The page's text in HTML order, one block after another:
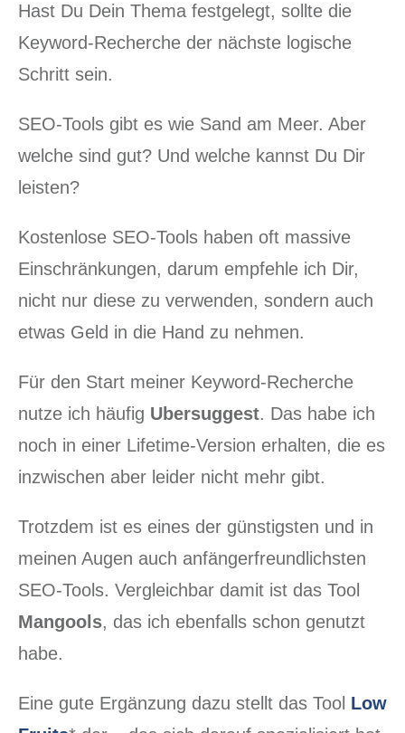
Hast Du Dein Thema festgelegt, sollte die
Keyword-Recherche der nächste logische
Schritt sein.
SEO-Tools gibt es wie Sand am Meer. Aber
welche sind gut? Und welche kannst Du Dir
leisten?
Kostenlose SEO-Tools haben oft massive
Einschränkungen, darum empfehle ich Dir,
nicht nur diese zu verwenden, sondern auch
etwas Geld in die Hand zu nehmen.
Für den Start meiner Keyword-Recherche
nutze ich häufig Ubersuggest. Das habe ich
noch in einer Lifetime-Version erhalten, die es
inzwischen aber leider nicht mehr gibt.
Trotzdem ist es eines der günstigsten und in
meinen Augen auch anfängerfreundlichsten
SEO-Tools. Vergleichbar damit ist das Tool
Mangools, das ich ebenfalls schon genutzt
habe.
Eine gute Ergänzung dazu stellt das Tool Low